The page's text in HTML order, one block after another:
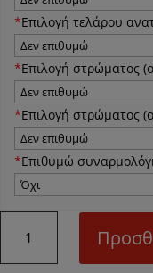
*Επιλογή τελάρου
*Eπιλογή στρώματος
*Eπιλογή στρώματος
*Επιθυμώ
Κρεβάτι
μεταλλικό